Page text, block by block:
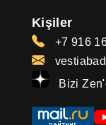
Kişiler
+7 916
Bizi